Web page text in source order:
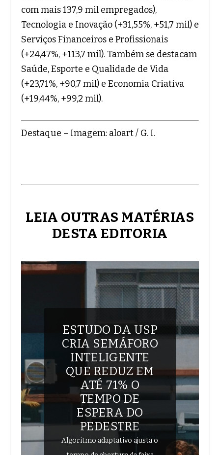
com mais 137,9 mil empregados),
Tecnologia e Inovação (+31,55%, +51,7 mil) e
Serviços Financeiros e Profissionais
(+24,47%, +113,7 mil). Também se destacam
Saúde, Esporte e Qualidade de Vida
(+23,71%, +90,7 mil) e Economia Criativa
(+19,44%, +99,2 mil).
Destaque – Imagem: aloart / G. I.
LEIA OUTRAS MATÉRIAS
DESTA EDITORIA
ESTUDO DA USP
CRIA SEMÁFORO
INTELIGENTE
QUE REDUZ EM
ATÉ 71% O
TEMPO DE
ESPERA DO
PEDESTRE
Algoritmo adaptativo ajusta o